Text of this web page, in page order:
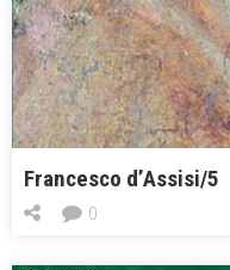
Francesco d’Assisi/5
0